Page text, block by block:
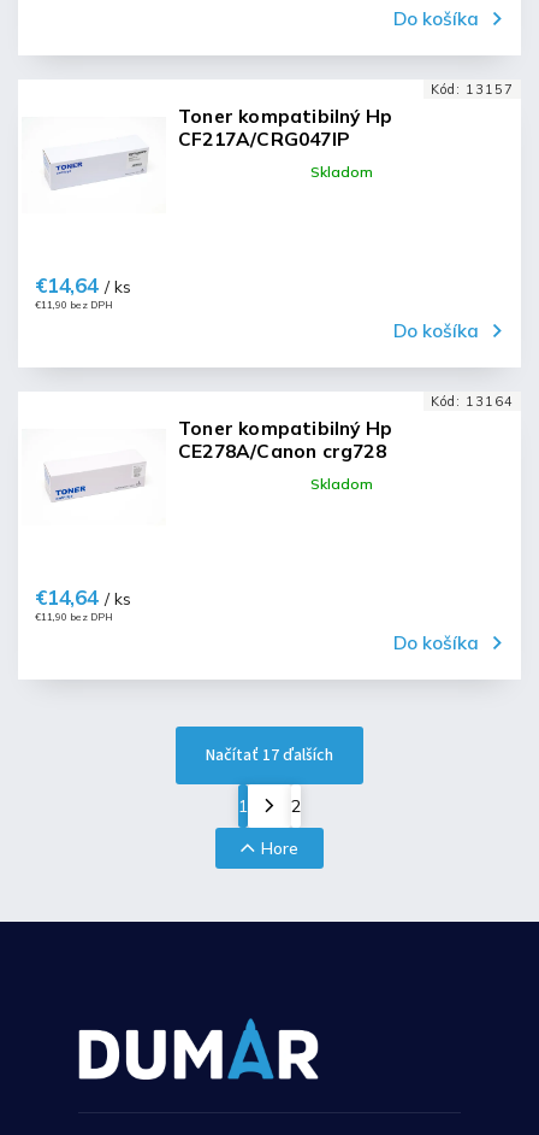
Do košíka
Toner kompatibilný Hp
CF217A/CRG047IP
Skladom
€11,90 bez DPH
€14,64 / ks
Do košíka
Kód: 13157
Toner kompatibilný Hp
CE278A/Canon crg728
Skladom
€11,90 bez DPH
€14,64 / ks
Do košíka
Kód: 13164
Načítať 17 ďalších
1
2
Hore